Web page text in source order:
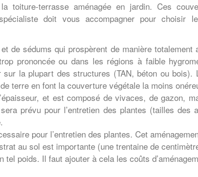
terrasse aménagée en jardin. Ces
doit vous accompagner pour choisir
de sédums qui prospèrent de manière totalement
prononcée ou dans les régions à faible
la plupart des structures (TAN, béton ou bois).
terre en font la couverture végétale la moins
et est composé de vivaces, de gazon,
prévu pour l’entretien des plantes (tailles des
pour l’entretien des plantes. Cet
au sol est importante (une trentaine de
poids. Il faut ajouter à cela les coûts